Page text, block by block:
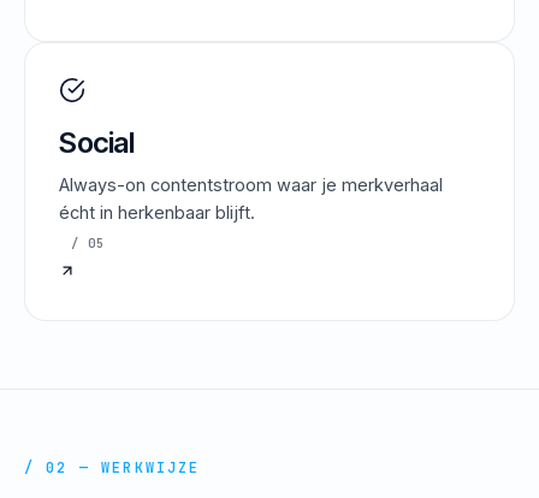
Social
Always-on contentstroom waar je merkverhaal
écht in herkenbaar blijft.
/ 05
/ 02 — WERKWIJZE